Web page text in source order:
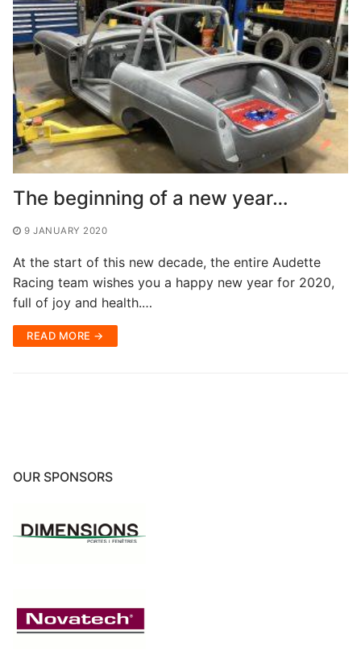
The beginning of a new year…
9 JANUARY 2020
At the start of this new decade, the entire Audette
Racing team wishes you a happy new year for 2020,
full of joy and health.…
READ MORE →
OUR SPONSORS